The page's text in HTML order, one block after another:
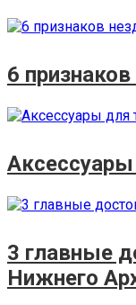
6
3 главные
Нижнего